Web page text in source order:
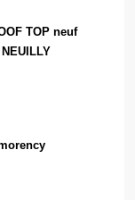
TOP neuf